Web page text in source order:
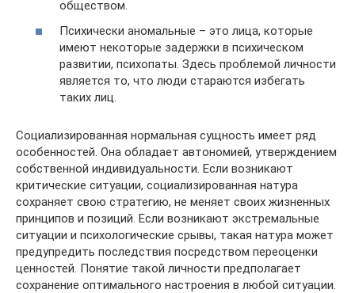
обществом.
Психически аномальные – это лица, которые
имеют некоторые задержки в психическом
развитии, психопаты. Здесь проблемой личности
является то, что люди стараются избегать
таких лиц.
Социализированная нормальная сущность имеет ряд
особенностей. Она обладает автономией, утверждением
собственной индивидуальности. Если возникают
критические ситуации, социализированная натура
сохраняет свою стратегию, не меняет своих жизненных
принципов и позиций. Если возникают экстремальные
ситуации и психологические срывы, такая натура может
предупредить последствия посредством переоценки
ценностей. Понятие такой личности предполагает
сохранение оптимального настроения в любой ситуации.